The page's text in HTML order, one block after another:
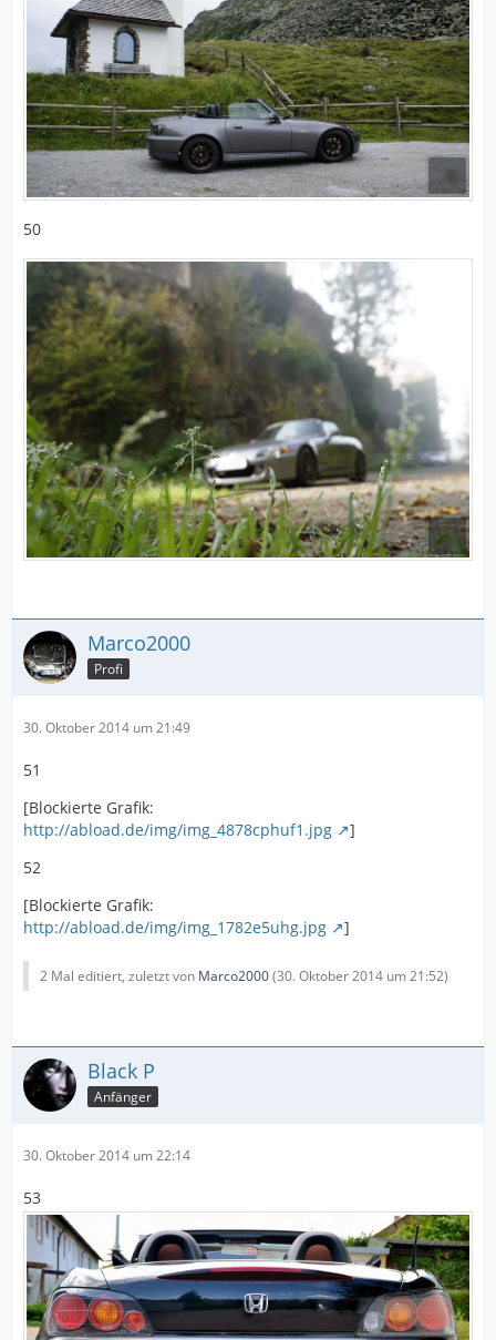
50
Marco2000
Profi
30. Oktober 2014 um 21:49
51
[Blockierte Grafik:
http://abload.de/img/img_4878cphuf1.jpg
]
52
[Blockierte Grafik:
http://abload.de/img/img_1782e5uhg.jpg
]
2 Mal editiert, zuletzt von Marco2000(30. Oktober 2014 um 21:52)
Black P
Anfänger
30. Oktober 2014 um 22:14
53